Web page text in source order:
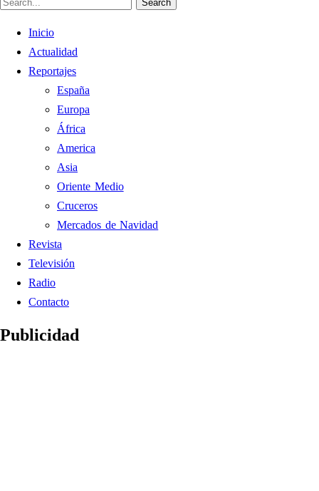
Search
Inicio
Actualidad
Reportajes
España
Europa
África
America
Asia
Oriente Medio
Cruceros
Mercados de Navidad
Revista
Televisión
Radio
Contacto
Publicidad